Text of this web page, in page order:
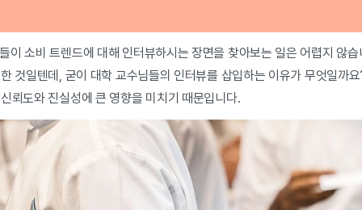
이 소비 트렌드에 대해 인터뷰하시는 장면을 찾아보는 일은 어렵지 않
것일텐데, 굳이 대학 교수님들의 인터뷰를 삽입하는 이유가 무엇일까
뢰도와 진실성에 큰 영향을 미치기 때문입니다.